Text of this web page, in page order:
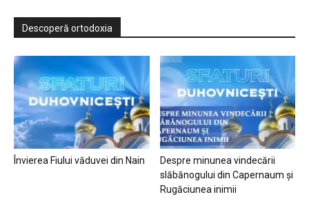
Descoperă ortodoxia
Învierea Fiului văduvei din Nain
Despre minunea vindecării
slăbănogului din Capernaum și
Rugăciunea inimii